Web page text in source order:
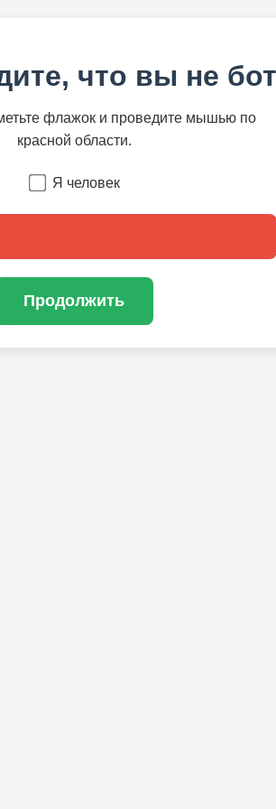
что вы не бот
флажок и проведите мышью по
красной области.
Я человек
Продолжить